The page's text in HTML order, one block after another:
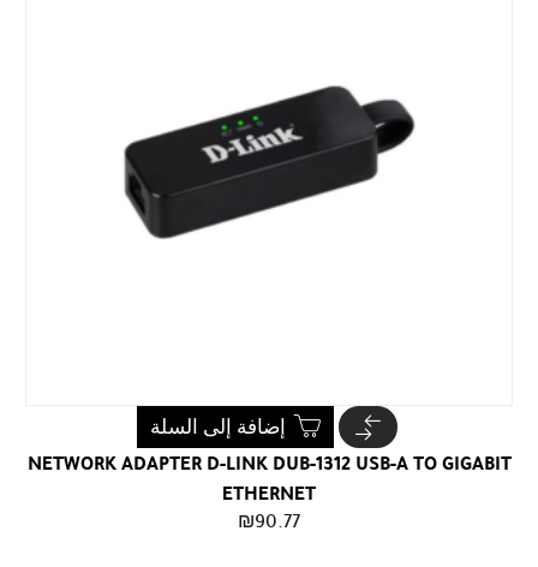
NETWORK ADAPTER D-LINK DUB-1312 USB-A TO GIGABIT
ETHERNET
₪90.77
إضافة إلى السلة